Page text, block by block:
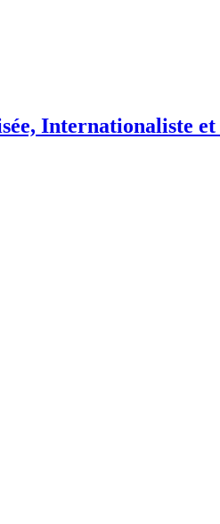
Internationaliste et